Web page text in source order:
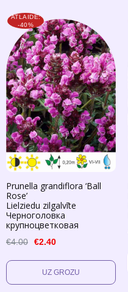
ATLAIDE:
-40%
Prunella grandiflora ‘Ball
Rose’
Lielziedu zilgalvīte
Черноголовка
крупноцветковая
€4.00 €2.40